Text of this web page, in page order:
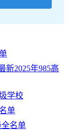
新2025年985高
学校
单
名单